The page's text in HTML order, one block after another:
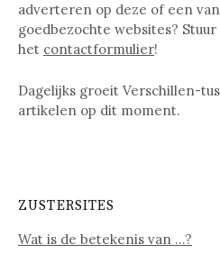
adverteren op deze of een
goedbezochte websites?
het contactformulier!
Dagelijks groeit Verschillen-
artikelen op dit moment.
ZUSTERSITES
Wat is de betekenis van …?